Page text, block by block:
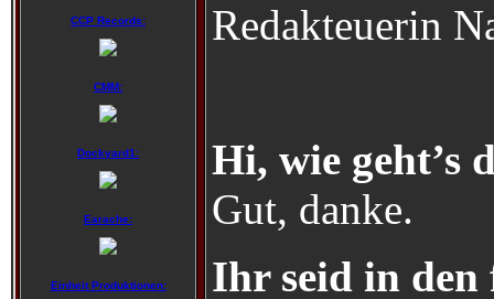
CCP Records:
CMM:
Dockyard1:
Earache:
Einheit Produktionen:
Redakteuerin
Hi, wie geht’s
Gut, danke.
Ihr seid in den